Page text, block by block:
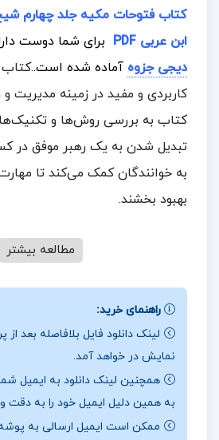
کتاب فتوحات مکیه جلد چهارم
ابن عربی PDF
برای شما دوست
دیجی جزوه آماده شده است..کتاب
کاربردی و مفید در زمینه مدیریت
کتاب به بررسی روش‌ها و
تبدیل شدن به یک رهبر موفق در
به خوانندگان کمک می‌کند تا
بهبود بخشند.
ایجاد تیم قهرمان: روش‌ها و
مدیریت تیم‌های موفق و کارآمد.
ارتباط با دیگران: تکنیک‌هایی برای
ارتباطی و ایجاد ارتباط موثر با
مطالعه بیشتر
راهنمای خرید:
لینک دانلود فایل بلافاصله بعد
نمایش در خواهد آمد.
همچنین لینک دانلود به ایمیل
به همین دلیل ایمیل خود را به دقت